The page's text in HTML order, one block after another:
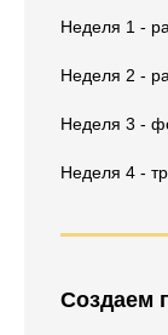
Неделя 1 -
Неделя 2 -
Неделя 3 -
Неделя 4 -
Создаем